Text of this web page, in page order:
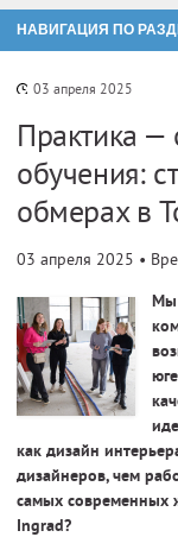
03 апреля 2025
Практика —
обучения:
обмерах в
03 апреля 2025 •
Мы
как дизайн
дизайнеров, чем
самых современных
Ingrad?
НАВИГАЦИЯ ПО